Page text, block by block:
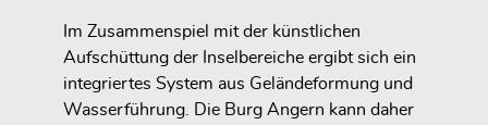
Im Zusammenspiel mit der künstlichen
Aufschüttung der Inselbereiche ergibt sich ein
integriertes System aus Geländeformung und
Wasserführung. Die Burg Angern kann daher